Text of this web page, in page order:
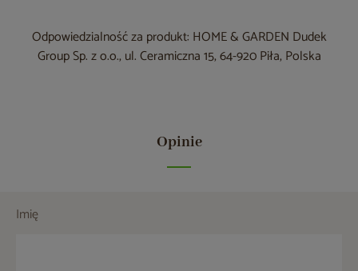
Odpowiedzialność za produkt: HOME & GARDEN Dudek
Group Sp. z o.o., ul. Ceramiczna 15, 64-920 Piła, Polska
Opinie
Imię